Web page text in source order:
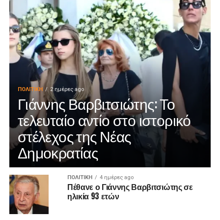
ΠΟΛΙΤΙΚΉ 2 ημέρες ago
Γιάννης Βαρβιτσιώτης: Το
τελευταίο αντίο στο ιστορικό
στέλεχος της Νέας
Δημοκρατίας
ΠΟΛΙΤΙΚΉ 4 ημέρες ago
Πέθανε ο Γιάννης Βαρβιτσιώτης σε
ηλικία 93 ετών